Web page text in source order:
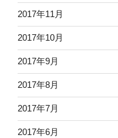
2017年11月
2017年10月
2017年9月
2017年8月
2017年7月
2017年6月